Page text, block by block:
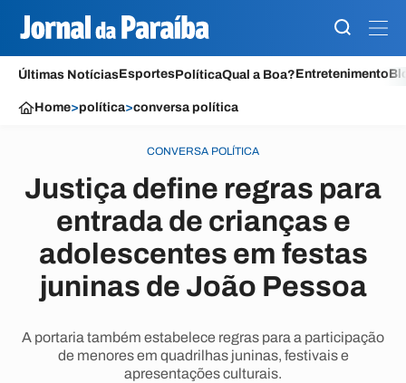
Últimas NotíciasEsportesPolíticaQual a Boa?Entretenimento
Home>política>conversa política
CONVERSA POLÍTICA
Justiça define regras para
entrada de crianças e
adolescentes em festas
juninas de João Pessoa
A portaria também estabelece regras para a participação
de menores em quadrilhas juninas, festivais e
apresentações culturais.